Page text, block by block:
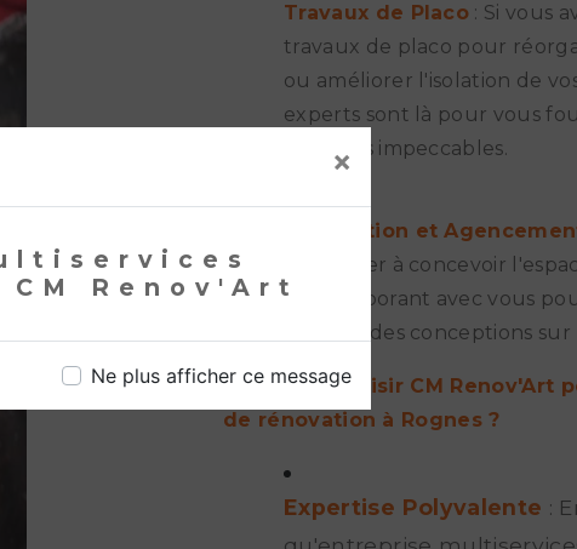
×
Renov'Art
Ne plus afficher ce message
Travaux de Placo : Si vous
travaux de placo pour
ou améliorer l'isolation de
experts sont là pour vous
résultats impeccables.
Conception et
vous aider à concevoir
en collaborant avec vous
plans et des conceptions sur
Pourquoi Choisir CM Renov'Art
de rénovation à Rognes ?
Expertise Polyvalente :